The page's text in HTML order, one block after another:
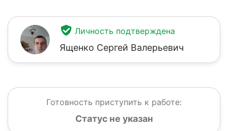
Личность подтверждена
Ященко Сергей Валерьевич
Готовность приступить к работе:
Статус не указан